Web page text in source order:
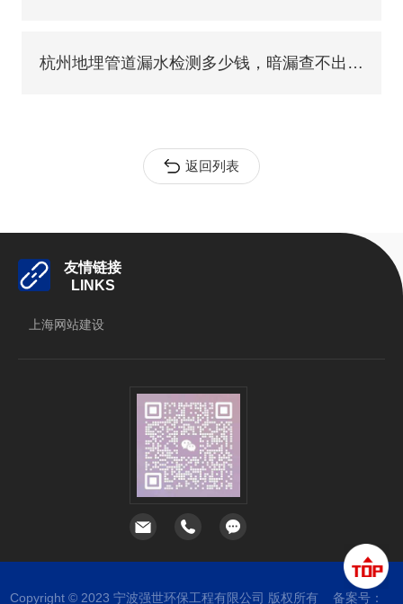
杭州地埋管道漏水检测多少钱，暗漏查不出原因，地下管网查漏怎么做
返回列表
友情链接
LINKS
上海网站建设
立即扫码咨询
Copyright © 2023 宁波强世环保工程有限公司 版权所有 备案号：